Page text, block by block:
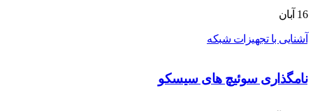
16 آبان
آشنایی با تجهیزات شبکه
نامگذاری سوئیچ های سیسکو